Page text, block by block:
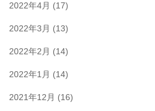
2022年4月 (17)
2022年3月 (13)
2022年2月 (14)
2022年1月 (14)
2021年12月 (16)